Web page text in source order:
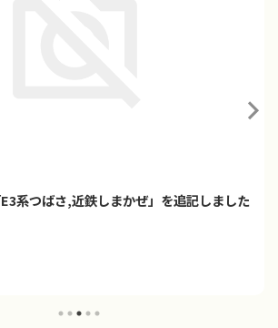
系つばさ,近鉄しまかぜ」を追記しました